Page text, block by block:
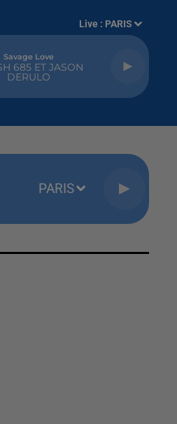
Live : PARIS
Savage Love
685 ET JASON
DERULO
PARIS